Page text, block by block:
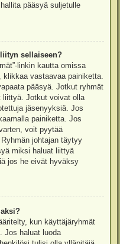
pääsyä suljetulle
sellaiseen?
linkin kautta omissa
vastaavaa painiketta.
pääsyä. Jotkut ryhmät
liittyä. Jotkut voivat olla
jäsenyyksiä. Jos
painiketta. Jos
voit pyytää
johtajan täytyy
miksi haluat liittyä
jos he eivät hyväksy
kun käyttäjäryhmät
Jos haluat luoda